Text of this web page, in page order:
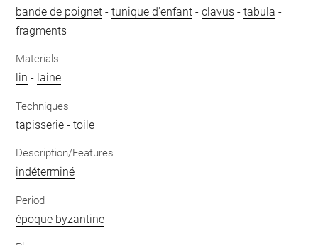
bande de poignet -tunique d'enfant -clavus -tabula -
fragments
Materials
lin - laine
Techniques
tapisserie -toile
Description/Features
indéterminé
Period
époque byzantine